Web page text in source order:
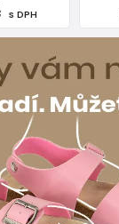
s DPH